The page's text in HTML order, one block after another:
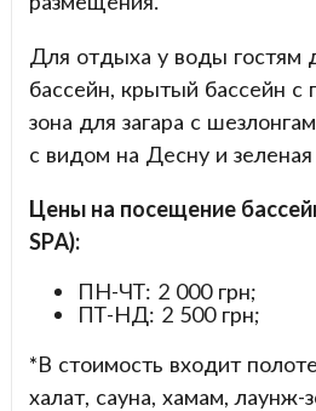
Для отдыха у воды гостям
бассейн, крытый бассейн с
зона для загара с
с видом на Десну и зеленая
Цены на посещение
SPA):
ПН-ЧТ: 2 000 грн;
ПТ-НД: 2 500 грн;
*В стоимость входит
халат, сауна, хамам,